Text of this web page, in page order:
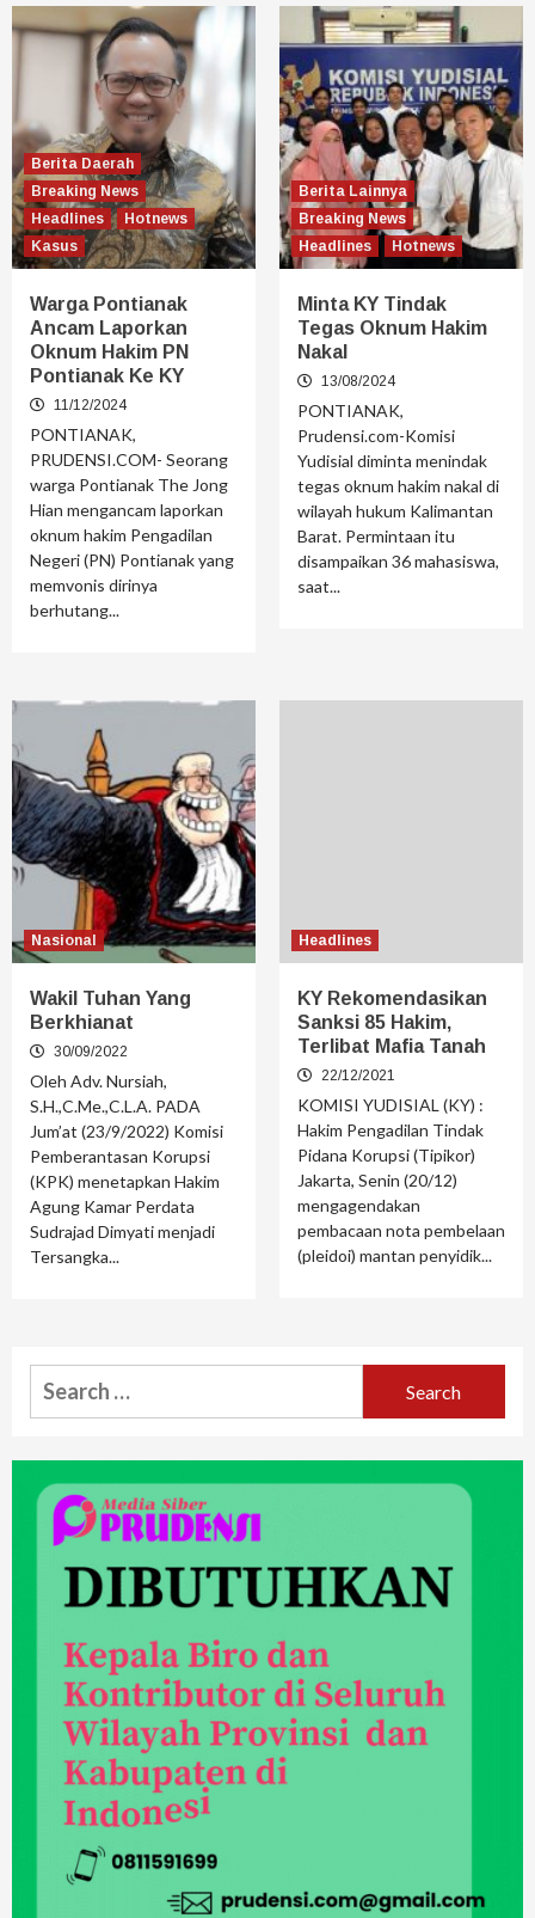
Berita Daerah
Breaking News
Headlines
Hotnews
Kasus
Warga Pontianak
Ancam Laporkan
Oknum Hakim PN
Pontianak Ke KY
11/12/2024
PONTIANAK,
PRUDENSI.COM- Seorang
warga Pontianak The Jong
Hian mengancam laporkan
oknum hakim Pengadilan
Negeri (PN) Pontianak yang
memvonis dirinya
berhutang...
Berita Lainnya
Breaking News
Headlines
Hotnews
Minta KY Tindak
Tegas Oknum Hakim
Nakal
13/08/2024
PONTIANAK,
Prudensi.com-Komisi
Yudisial diminta menindak
tegas oknum hakim nakal di
wilayah hukum Kalimantan
Barat. Permintaan itu
disampaikan 36 mahasiswa,
saat...
Nasional
Wakil Tuhan Yang
Berkhianat
30/09/2022
Oleh Adv. Nursiah,
S.H.,C.Me.,C.L.A. PADA
Jum’at (23/9/2022) Komisi
Pemberantasan Korupsi
(KPK) menetapkan Hakim
Agung Kamar Perdata
Sudrajad Dimyati menjadi
Tersangka...
Headlines
KY Rekomendasikan
Sanksi 85 Hakim,
Terlibat Mafia Tanah
22/12/2021
KOMISI YUDISIAL (KY) :
Hakim Pengadilan Tindak
Pidana Korupsi (Tipikor)
Jakarta, Senin (20/12)
mengagendakan
pembacaan nota pembelaan
(pleidoi) mantan penyidik...